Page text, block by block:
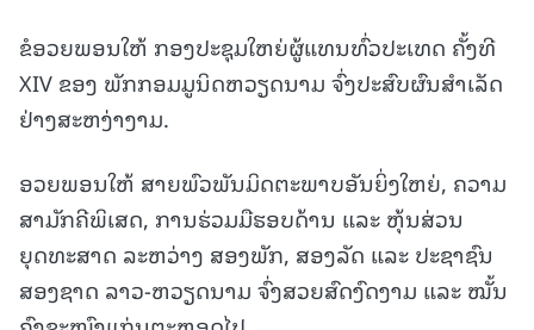
ຂໍອວຍພອນໃຫ້ ກອງປະຊຸມໃຫຍ່ຜູ້ແທນທົ່ວປະເທດ ຄັ້ງທີ
XIV ຂອງ ພັກກອມມູນິດຫວຽດນາມ ຈົ່ງປະສົບຜົນສໍາເລັດ
ຢ່າງສະຫງ່າງາມ.
ອວຍພອນໃຫ້ ສາຍພົວພັນມິດຕະພາບອັນຍິ່ງໃຫຍ່, ຄວາມ
ສາມັກຄີພິເສດ, ການຮ່ວມມືຮອບດ້ານ ແລະ ຫຸ້ນສ່ວນ
ຍຸດທະສາດ ລະຫວ່າງ ສອງພັກ, ສອງລັດ ແລະ ປະຊາຊົນ
ສອງຊາດ ລາວ-ຫວຽດນາມ ຈົ່ງສວຍສົດງົດງາມ ແລະ ໝັ້ນ